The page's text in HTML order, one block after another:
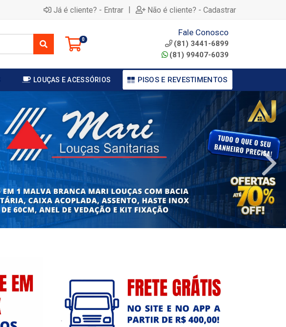
Já é cliente? - Entrar | Não é cliente? - Cadastrar
0
Fale Conosco
(81) 3441-6899
(81) 99407-6039
LOUÇAS E ACESSÓRIOS PISOS E REVESTIMENTOS